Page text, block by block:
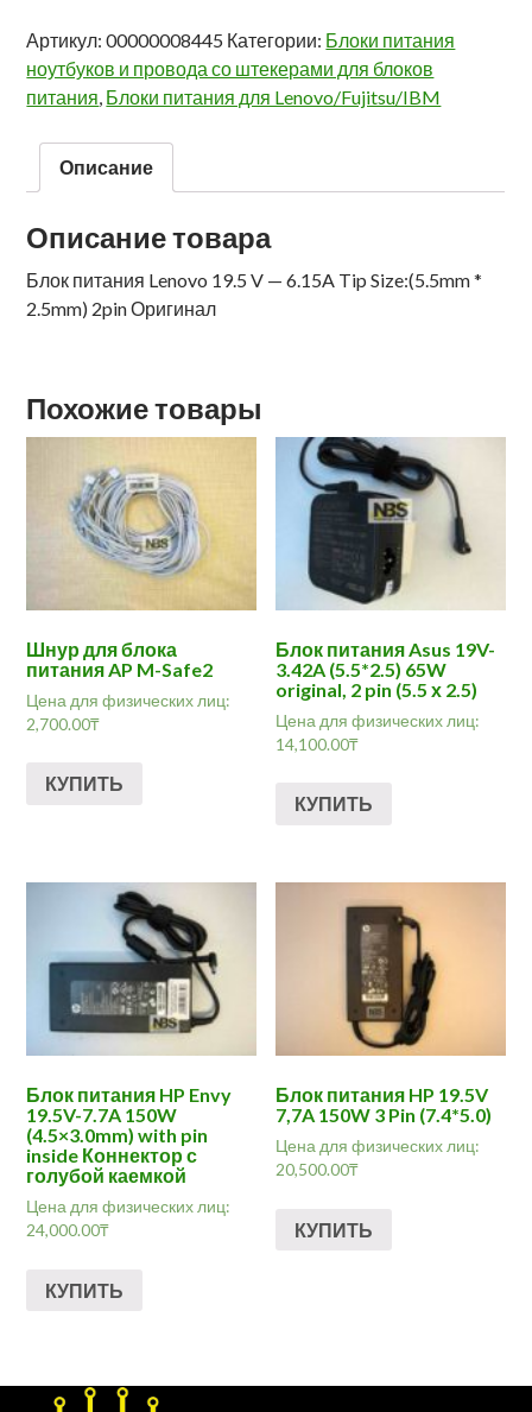
Артикул:00000008445 Категории: Блоки питания
ноутбуков и провода со штекерами для блоков
питания, Блоки питания для Lenovo/Fujitsu/IBM
Описание
Описание товара
Блок питания Lenovo 19.5 V — 6.15A Tip Size:(5.5mm *
2.5mm) 2pin Оригинал
Похожие товары
Шнур для блока
питания AP M-Safe2
Цена для физических лиц:
2,700.00₸
КУПИТЬ
Блок питания Asus 19V-
3.42A (5.5*2.5) 65W
original, 2 pin (5.5 х 2.5)
Цена для физических лиц:
14,100.00₸
КУПИТЬ
Блок питания HP Envy
19.5V-7.7A 150W
(4.5×3.0mm) with pin
inside Коннектор с
голубой каемкой
Цена для физических лиц:
24,000.00₸
КУПИТЬ
Блок питания HP 19.5V
7,7A 150W 3 Pin (7.4*5.0)
Цена для физических лиц:
20,500.00₸
КУПИТЬ